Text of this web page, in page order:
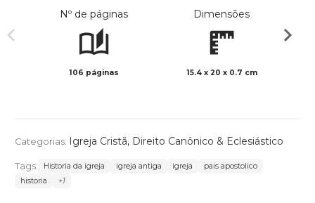
Nº de páginas
106 páginas
Dimensões
15.4 x 20 x 0.7 cm
Categorias: Igreja Cristã, Direito Canônico & Eclesiástico
Tags: Historia da igreja igreja antiga igreja
pais apostolico
historia
+1